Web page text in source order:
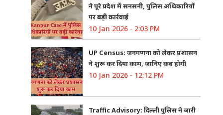
ने पूरे प्रदेश में सनसनी, पुलिस अधिकारियों
पर बड़ी कार्रवाई
10 Jan 2026 - 2:03 PM
UP Census: जनगणना को लेकर प्रशासन
ने शुरू कर दिया काम, जानिए कब होगी
10 Jan 2026 - 12:12 PM
Traffic Advisory: दिल्ली पुलिस ने जारी